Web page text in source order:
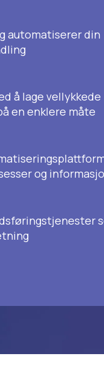
automatiserer din
å lage vellykkede
en enklere måte
og